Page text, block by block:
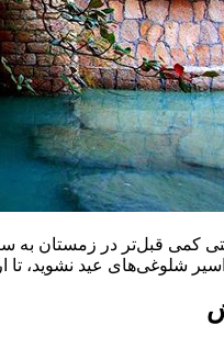
کمی قبل‌تر در زمستان
شلوغی‌های عید نشوید، تا